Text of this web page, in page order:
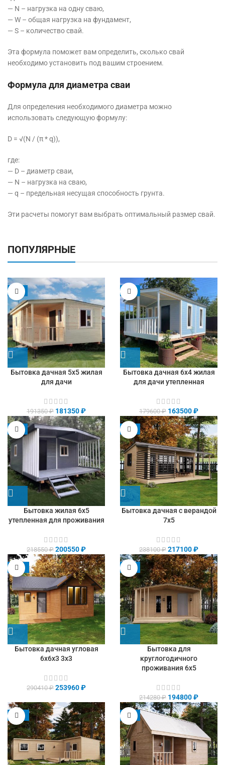
— N – нагрузка на одну сваю,
— W – общая нагрузка на фундамент,
— S – количество свай.
Эта формула поможет вам определить, сколько свай
необходимо установить под вашим строением.
Формула для диаметра сваи
Для определения необходимого диаметра можно
использовать следующую формулу:
D = √(N / (π * q)),
где:
— D – диаметр сваи,
— N – нагрузка на сваю,
— q – предельная несущая способность грунта.
Эти расчеты помогут вам выбрать оптимальный размер свай.
ПОПУЛЯРНЫЕ
-5%
Бытовка дачная 5х5 жилая
для дачи
191350₽ 181350₽
-9%
Бытовка дачная 6х4 жилая
для дачи утепленная
179600₽ 163500₽
-8%
Бытовка жилая 6х5
утепленная для проживания
218550₽ 200550₽
-9%
Бытовка дачная с верандой
7х5
238100₽ 217100₽
-13%
Бытовка дачная угловая
6х6х3 3х3
290410₽ 253960₽
-9%
Бытовка для
круглогодичного
проживания 6х5
214280₽ 194800₽
-13% -9%